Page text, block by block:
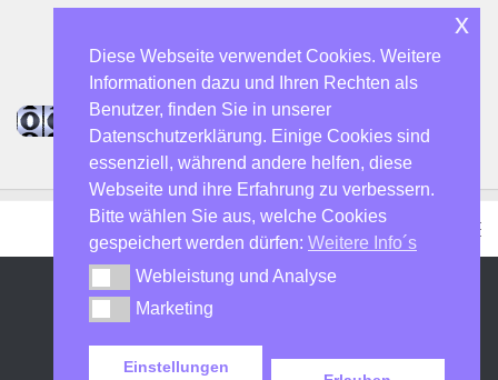
DO7SHN - Der Hulti :-) © 2026. Alle Rechte vorbehalten.
- Entworfen mit demHueman-Theme
Diese Webseite verwendet Cookies. Weitere
Informationen dazu und Ihren Rechten als
Benutzer, finden Sie in unserer
Datenschutzerklärung. Einige Cookies sind
essenziell, während andere helfen, diese
Webseite und ihre Erfahrung zu verbessern.
Bitte wählen Sie aus, welche Cookies
gespeichert werden dürfen: Weitere Info´s
Webleistung und Analyse
Webleistung und Analyse
MarketingMarketing
Einstellungen
x